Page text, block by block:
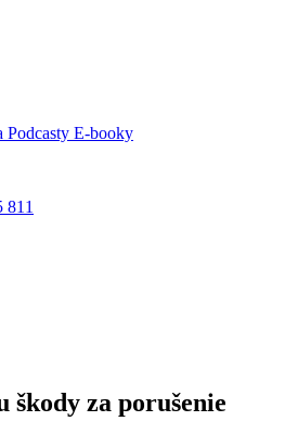
Podcasty E-booky
811
škody za porušenie